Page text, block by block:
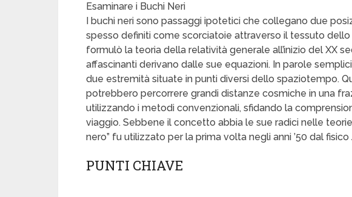
Esaminare i Buchi Neri
I buchi neri sono passaggi ipotetici che collegano due
spesso definiti come scorciatoie attraverso il tessuto
formulò la teoria della relatività generale all’inizio del XX
affascinanti derivano dalle sue equazioni. In parole
due estremità situate in punti diversi dello spaziotempo.
potrebbero percorrere grandi distanze cosmiche in una
utilizzando i metodi convenzionali, sfidando la
viaggio. Sebbene il concetto abbia le sue radici nelle
nero” fu utilizzato per la prima volta negli anni ’50 dal
PUNTI CHIAVE